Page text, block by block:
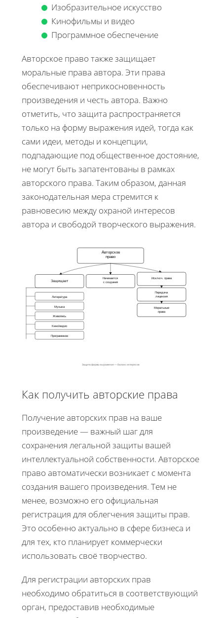
Изобразительное искусство
Кинофильмы и видео
Программное обеспечение
Авторское право также защищает
моральные права автора. Эти права
обеспечивают неприкосновенность
произведения и честь автора. Важно
отметить, что защита распространяется
только на форму выражения идей, тогда как
сами идеи, методы и концепции,
подпадающие под общественное достояние,
не могут быть запатентованы в рамках
авторского права. Таким образом, данная
законодательная мера стремится к
равновесию между охраной интересов
автора и свободой творческого выражения.
Авторское
право
Защищает
Литература
Музыка
Живопись
Кино/видео
Программное
Начинается
с создания
Исключ. права
Передача
лицензия
Моральные
права
Защита формы выражения — баланс интересов
Как получить авторские права
Получение авторских прав на ваше
произведение — важный шаг для
сохранения легальной защиты вашей
интеллектуальной собственности. Авторское
право автоматически возникает с момента
создания вашего произведения. Тем не
менее, возможно его официальная
регистрация для облегчения защиты прав.
Это особенно актуально в сфере бизнеса и
для тех, кто планирует коммерчески
использовать своё творчество.
Для регистрации авторских прав
необходимо обратиться в соответствующий
орган, предоставив необходимые